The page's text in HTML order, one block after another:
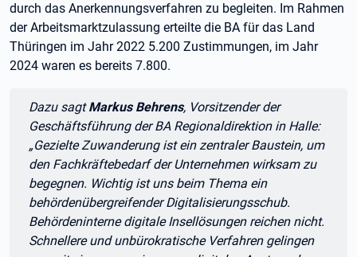
durch das Anerkennungsverfahren zu begleiten. Im Rahmen
der Arbeitsmarktzulassung erteilte die BA für das Land
Thüringen im Jahr 2022 5.200 Zustimmungen, im Jahr
2024 waren es bereits 7.800.
Zitat:
Dazu sagtMarkus Behrens, Vorsitzender der
Geschäftsführung der BA Regionaldirektion in Halle:
„Gezielte Zuwanderung ist ein zentraler Baustein, um
den Fachkräftebedarf der Unternehmen wirksam zu
begegnen. Wichtig ist uns beim Thema ein
behördenübergreifender Digitalisierungsschub.
Behördeninterne digitale Insellösungen reichen nicht.
Schnellere und unbürokratische Verfahren gelingen